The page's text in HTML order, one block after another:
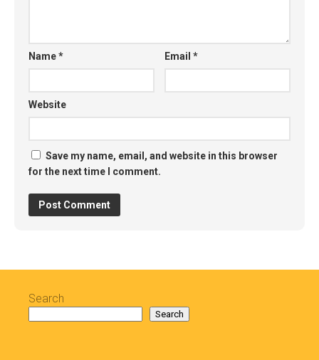
Name* Email*
Website
Save my name, email, and website in this browser
for the next time I comment.
Search
Search